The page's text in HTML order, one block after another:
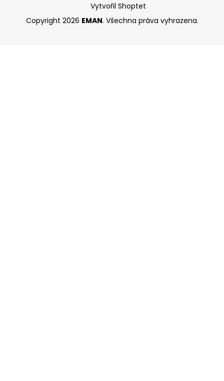
Vytvořil Shoptet
Copyright 2026 EMAN. Všechna práva vyhrazena.